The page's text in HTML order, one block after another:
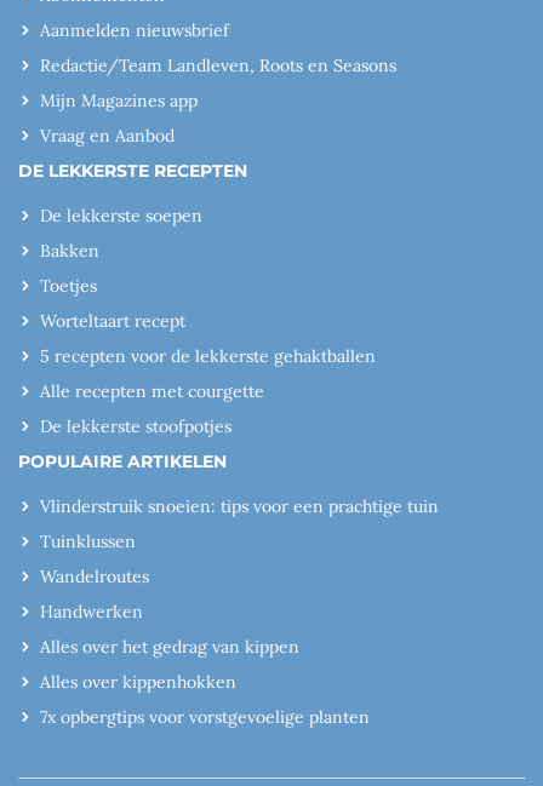
Aanmelden nieuwsbrief
Redactie/Team Landleven, Roots en Seasons
Mijn Magazines app
Vraag en Aanbod
DE LEKKERSTE RECEPTEN
De lekkerste soepen
Bakken
Toetjes
Worteltaart recept
5 recepten voor de lekkerste gehaktballen
Alle recepten met courgette
De lekkerste stoofpotjes
POPULAIRE ARTIKELEN
Vlinderstruik snoeien: tips voor een prachtige tuin
Tuinklussen
Wandelroutes
Handwerken
Alles over het gedrag van kippen
Alles over kippenhokken
7x opbergtips voor vorstgevoelige planten